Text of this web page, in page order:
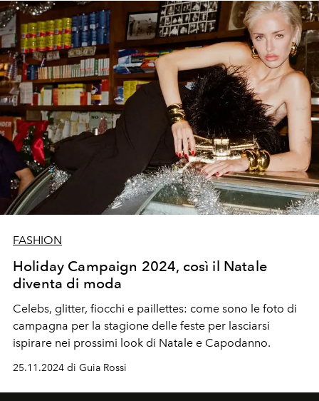
FASHION
Holiday Campaign 2024, così il Natale
diventa di moda
Celebs, glitter, fiocchi e paillettes: come sono le foto di
campagna per la stagione delle feste per lasciarsi
ispirare nei prossimi look di Natale e Capodanno.
25.11.2024 di Guia Rossi